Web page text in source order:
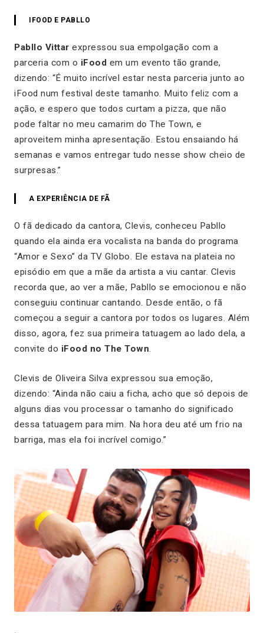
IFOOD E PABLLO
Pabllo Vittar expressou sua empolgação com a
parceria com o iFood em um evento tão grande,
dizendo: “É muito incrível estar nesta parceria junto ao
iFood num festival deste tamanho. Muito feliz com a
ação, e espero que todos curtam a pizza, que não
pode faltar no meu camarim do The Town, e
aproveitem minha apresentação. Estou ensaiando há
semanas e vamos entregar tudo nesse show cheio de
surpresas.”
A EXPERIÊNCIA DE FÃ
O fã dedicado da cantora, Clevis, conheceu Pabllo
quando ela ainda era vocalista na banda do programa
“Amor e Sexo” da TV Globo. Ele estava na plateia no
episódio em que a mãe da artista a viu cantar. Clevis
recorda que, ao ver a mãe, Pabllo se emocionou e não
conseguiu continuar cantando. Desde então, o fã
começou a seguir a cantora por todos os lugares. Além
disso, agora, fez sua primeira tatuagem ao lado dela, a
convite do iFood no The Town.
Clevis de Oliveira Silva expressou sua emoção,
dizendo: “Ainda não caiu a ficha, acho que só depois de
alguns dias vou processar o tamanho do significado
dessa tatuagem para mim. Na hora deu até um frio na
barriga, mas ela foi incrível comigo.”